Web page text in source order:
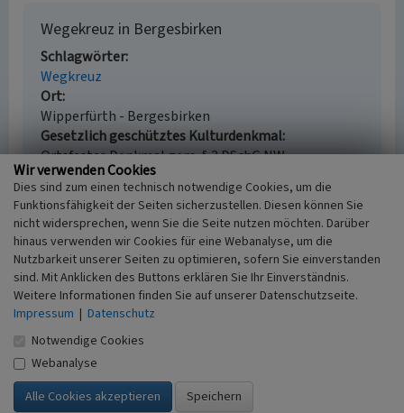
Wegekreuz in Bergesbirken
Schlagwörter
Wegkreuz
Ort
Wipperfürth - Bergesbirken
Gesetzlich geschütztes Kulturdenkmal
Ortsfestes Denkmal gem. § 3 DSchG NW
Fachsicht(en)
Kulturlandschaftspflege, Denkmalpflege
Erfassungsmaßstab
i.d.R. 1:5.000 (größer als 1:20.000)
Erfassungsmethode
Literaturauswertung, Archivauswertung
Historischer Zeitraum
Beginn 1882
Empfohlene Zitierweise
Wir verwenden Cookies
Dies sind zum einen technisch notwendige Cookies, um die
Funktionsfähigkeit der Seiten sicherzustellen. Diesen können Sie
nicht widersprechen, wenn Sie die Seite nutzen möchten. Darüber
hinaus verwenden wir Cookies für eine Webanalyse, um die
Nutzbarkeit unserer Seiten zu optimieren, sofern Sie einverstanden
sind. Mit Anklicken des Buttons erklären Sie Ihr Einverständnis.
Weitere Informationen finden Sie auf unserer Datenschutzseite.
Impressum | Datenschutz
Notwendige Cookies
Webanalyse